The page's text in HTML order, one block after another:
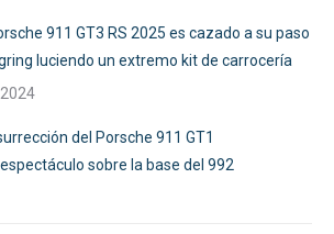
911 GT3 RS 2025 es cazado a su paso
luciendo un extremo kit de carrocería
del Porsche 911 GT1
sobre la base del 992